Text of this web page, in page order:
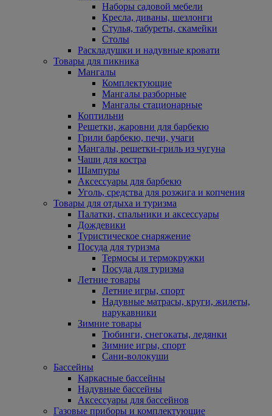
Наборы садовой мебели
Кресла, диваны, шезлонги
Стулья, табуреты, скамейки
Столы
Раскладушки и надувные кровати
Товары для пикника
Мангалы
Комплектующие
Мангалы разборные
Мангалы стационарные
Коптильни
Решетки, жаровни для барбекю
Грили барбекю, печи, учаги
Мангалы, решетки-гриль из чугуна
Чаши для костра
Шампуры
Аксессуары для барбекю
Уголь, средства для розжига и копчения
Товары для отдыха и туризма
Палатки, спальники и аксессуары
Дождевики
Туристическое снаряжение
Посуда для туризма
Термосы и термокружки
Посуда для туризма
Летние товары
Летние игры, спорт
Надувные матрасы, круги, жилеты,
нарукавники
Зимние товары
Тюбинги, снегокаты, ледянки
Зимние игры, спорт
Сани-волокуши
Бассейны
Каркасные бассейны
Надувные бассейны
Аксессуары для бассейнов
Газовые приборы и комплектующие